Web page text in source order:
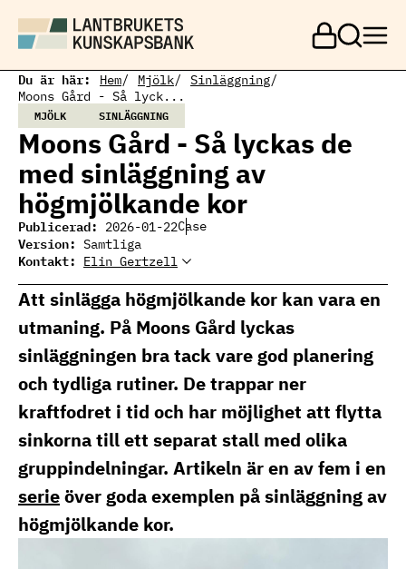
a
Du är här: Hem Mjölk
Sinläggning
Moons Gård - Så lyck...
MJÖLK SINLÄGGNING
Moons Gård - Så lyckas de
med sinläggning av
högmjölkande kor
Publicerad: 2026-01-22Case
Version: Samtliga
Kontakt: Elin Gertzell
Elin Gertzell
mjölkproduktion
elin.gertzell@ri.se
010 516 57 74
mjölkproduktion
Att sinlägga högmjölkande kor kan vara en
utmaning. På Moons Gård lyckas
sinläggningen bra tack vare god planering
och tydliga rutiner. De trappar ner
kraftfodret i tid och har möjlighet att flytta
sinkorna till ett separat stall med olika
gruppindelningar. Artikeln är en av fem i en
serieöver goda exemplen på sinläggning av
högmjölkande kor.